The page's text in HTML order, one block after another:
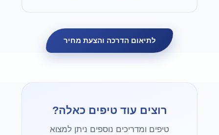
לתיאום הדרכה והצעת מחיר
רוצים עוד טיפים כאלה?
טיפים ומדריכים נוספים ניתן למצוא